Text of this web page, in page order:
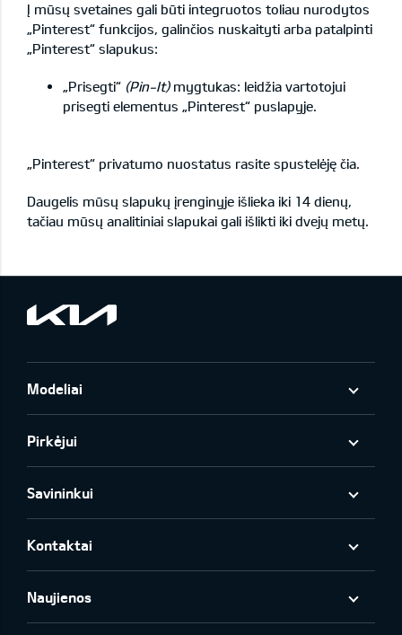
Į mūsų svetaines gali būti integruotos toliau nurodytos
„Pinterest“ funkcijos, galinčios nuskaityti arba patalpinti
„Pinterest“ slapukus:
„Prisegti“ (Pin-It)mygtukas: leidžia vartotojui
prisegti elementus „Pinterest“ puslapyje.
„Pinterest“ privatumo nuostatus rasite spustelėję čia.
Daugelis mūsų slapukų įrenginyje išlieka iki 14 dienų,
tačiau mūsų analitiniai slapukai gali išlikti iki dvejų metų.
Modeliai
Pirkėjui
Savininkui
Kontaktai
Naujienos